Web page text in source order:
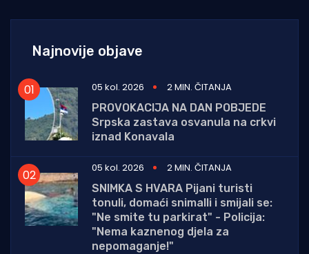
Najnovije objave
05 kol. 2026
2 MIN. ČITANJA
PROVOKACIJA NA DAN POBJEDE
Srpska zastava osvanula na crkvi
iznad Konavala
05 kol. 2026
2 MIN. ČITANJA
SNIMKA S HVARA Pijani turisti
tonuli, domaći snimalli i smijali se:
"Ne smite tu parkirat" - Policija:
"Nema kaznenog djela za
nepomaganje!"